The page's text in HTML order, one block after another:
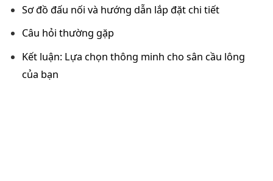
Sơ đồ đấu nối và hướng dẫn lắp đặt chi tiết
Câu hỏi thường gặp
Kết luận: Lựa chọn thông minh cho sân cầu lông
của bạn